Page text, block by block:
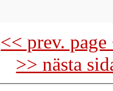
<< prev.
>> nästa